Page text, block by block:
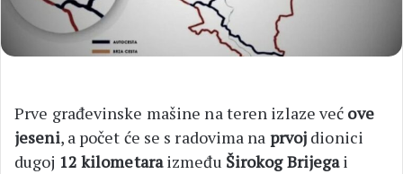
Prve građevinske mašine na teren izlaze već ove
jeseni, a počet će se s radovima na prvoj dionici
dugoj 12 kilometaraizmeđu Širokog Brijegai